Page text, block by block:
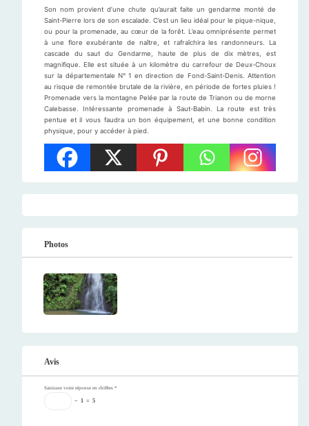
Son nom provient d’une chute qu’aurait faite un gendarme monté de
Saint-Pierre lors de son escalade. C’est un lieu idéal pour le pique-nique,
ou pour la promenade, au cœur de la forêt. L’eau omniprésente permet
à une flore exubérante de naître, et rafraîchira les randonneurs. La
cascade du saut du Gendarme, haute de plus de dix mètres, est
magnifique. Elle est située à un kilomètre du carrefour de Deux-Choux
sur la départementale N° 1 en direction de Fond-Saint-Denis. Attention
au risque de remontée brutale de la rivière, en période de fortes pluies !
Promenade vers la montagne Pelée par la route de Trianon ou de morne
Calebasse. Intéressante promenade à Saut-Babin. La route est très
pentue et il vous faudra un bon équipement, et une bonne condition
physique, pour y accéder à pied.
Photos
Avis
Saisissez votre réponse en chiffres *
− 1 = 5